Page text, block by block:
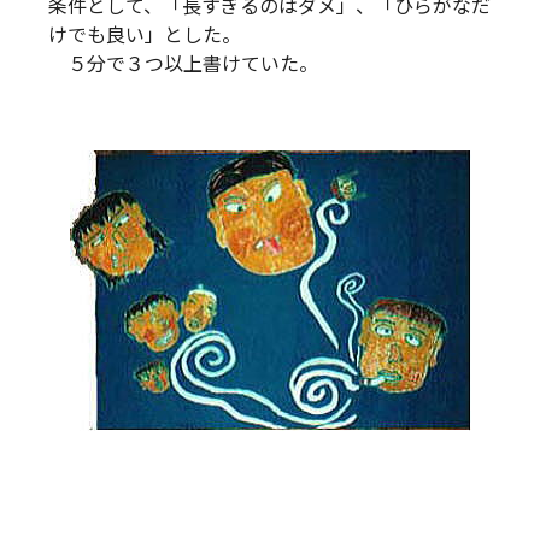
条件として、「長すぎるのはダメ」、「ひらがなだ
けでも良い」とした。
５分で３つ以上書けていた。